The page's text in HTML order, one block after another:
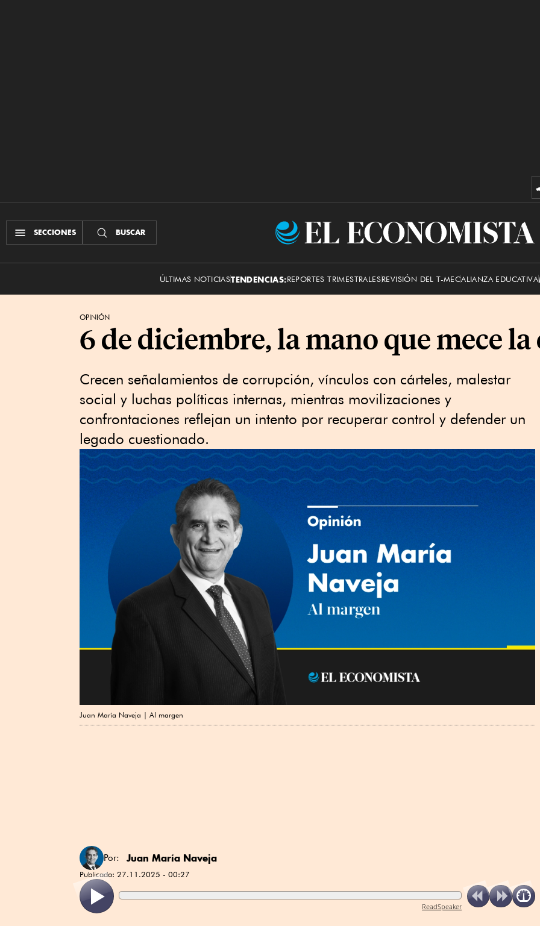
SECCIONES BUSCAR
El
ÚLTIMAS NOTICIASTENDENCIAS:REPORTES TRIMESTRALESREVISIÓN DEL T-MECALIANZA EDUCATIVA
OPINIÓN
6 de diciembre, la mano que mece la
Crecen señalamientos de corrupción, vínculos con cárteles, malestar
social y luchas políticas internas, mientras movilizaciones y
confrontaciones reflejan un intento por recuperar control y defender un
legado cuestionado.
Juan María Naveja | Al margen
Por: Juan María Naveja
Publicado: 27.11.2025 - 00:27
ReadSpeaker